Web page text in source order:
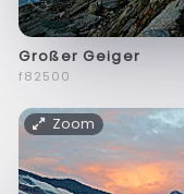
Großer Geiger
f82500
Zoom